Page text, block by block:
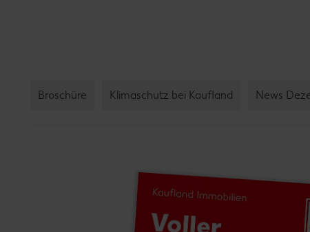
Broschüre Klimaschutz bei Kaufland News